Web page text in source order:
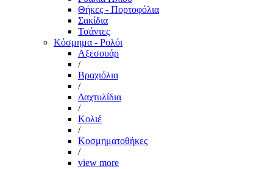
Θήκες - Πορτοφόλια
Σακίδια
Τσάντες
Κόσμημα - Ρολόι
Αξεσουάρ
/
Βραχιόλια
/
Δαχτυλίδια
/
Κολιέ
/
Κοσμηματοθήκες
/
view more